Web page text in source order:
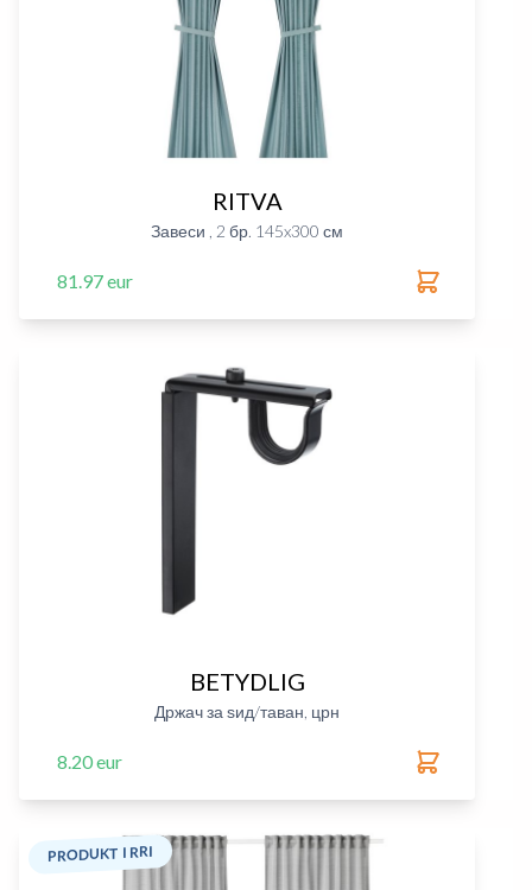
RITVA
Завеси , 2 бр. 145x300 см
81.97 eur
BETYDLIG
Држач за ѕид/таван, црн
8.20 eur
PRODUKT I RRI